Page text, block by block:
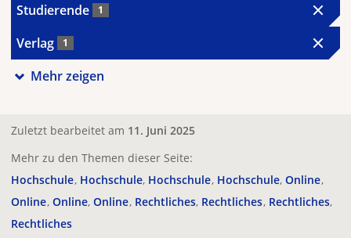
Studierende 1
Verlag 1
Mehr zeigen
Zuletzt bearbeitet am 11. Juni 2025
Mehr zu den Themen dieser Seite:
Hochschule Hochschule Hochschule Hochschule Online
Online Online Online Rechtliches Rechtliches Rechtliches
Rechtliches